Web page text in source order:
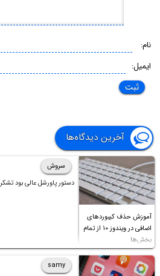
نام:
ایمیل:
آخرین دیدگاه‌ها
آموزش حذف کیبوردهای
اضافی در ویندوز ۱۰ از تمام
بخش‌ها
سروش
دستور پاورشل عالی بود تشکر
samy